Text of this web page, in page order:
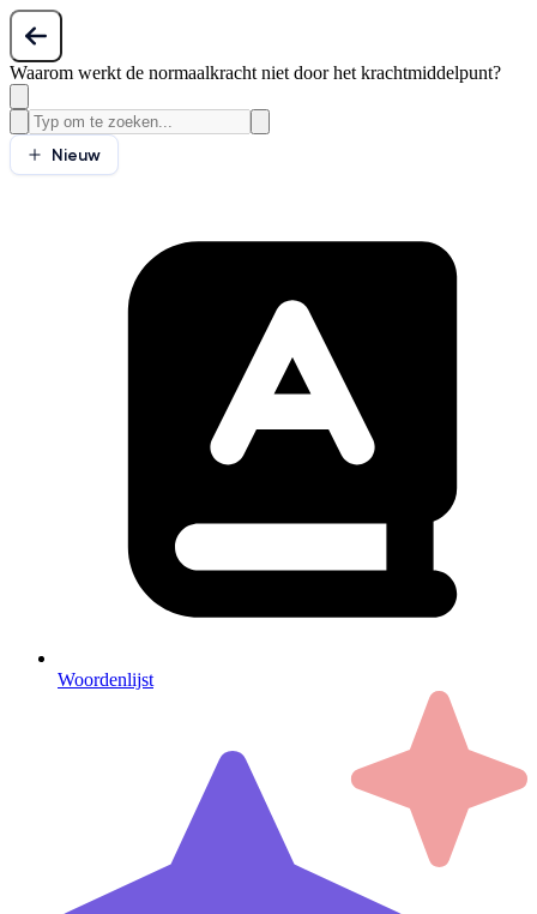
Waarom werkt de normaalkracht niet door het krachtmiddelpunt?
Nieuw
Woordenlijst